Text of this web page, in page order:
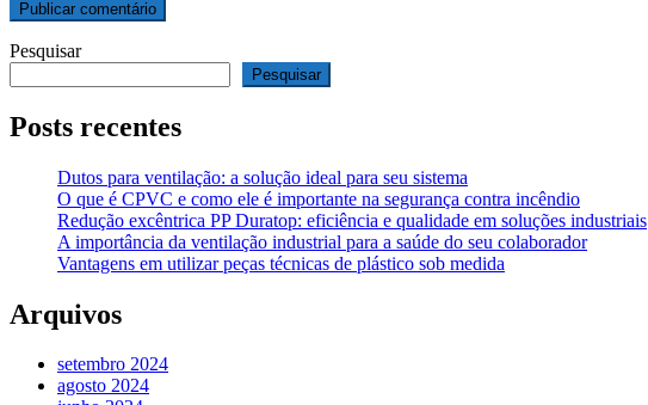
Pesquisar
Pesquisar
Posts recentes
Dutos para ventilação: a solução ideal para seu sistema
O que é CPVC e como ele é importante na segurança contra incêndio
Redução excêntrica PP Duratop: eficiência e qualidade em soluções industriais
A importância da ventilação industrial para a saúde do seu colaborador
Vantagens em utilizar peças técnicas de plástico sob medida
Arquivos
setembro 2024
agosto 2024